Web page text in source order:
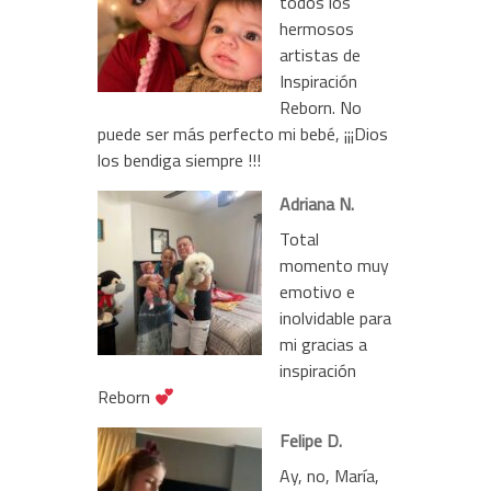
hermosos
artistas de
Inspiración
Reborn. No
puede ser más perfecto mi bebé, ¡¡¡Dios
los bendiga siempre !!!
Adriana N.
Total
momento muy
emotivo e
inolvidable para
mi gracias a
inspiración
Reborn
Felipe D.
Ay, no, María,